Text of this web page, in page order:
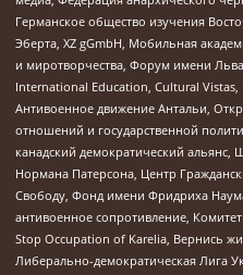
Германское общество изучения
Эберта, XZ gGmbH, Мобильная
и миротворчества, Форум имени
International Education, Cultural
Антивоенное движение Антальи,
отношений и государственной
канадский демократический
Нормана Патерсона, Центр
Свободу, Фонд имени Фридриха
антивоенное сопротивление,
Stop Occupation of Karelia, Вернись
Либерально-демократическая Лига